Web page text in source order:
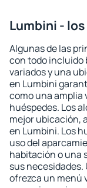
Lumbini -
Algunas de las
con todo incluido
variados y una
en Lumbini
como una amplia
huéspedes. Los
mejor ubicación,
en Lumbini. Los
uso del
habitación o una
sus
ofrezca un menú